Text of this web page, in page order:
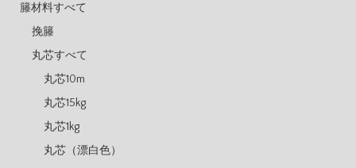
籐材料すべて
挽籐
丸芯すべて
丸芯10m
丸芯15kg
丸芯1kg
丸芯（漂白色）